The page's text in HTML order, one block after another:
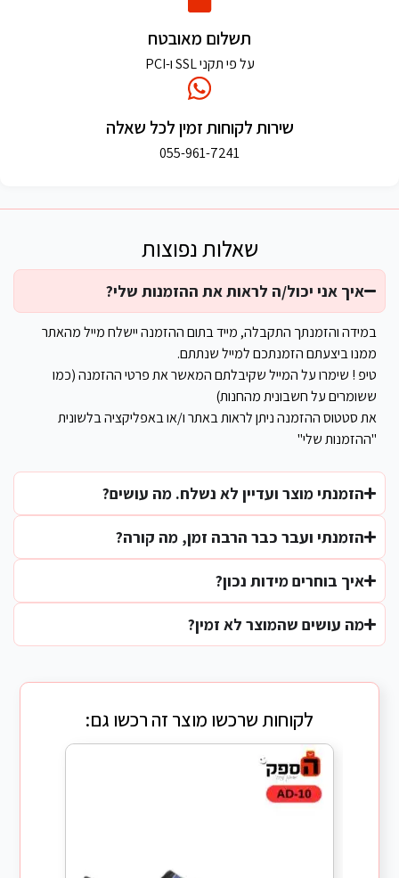
איך אני יכול/ה לראות את ההזמנות שלי?
במידה והזמנתך התקבלה, מייד בתום ההזמנה יישלח מייל מהאתר
ממנו ביצעתם הזמנתכם למייל שנתתם.
טיפ ! שימרו על המייל שקיבלתם המאשר את פרטי ההזמנה (כמו
ששומרים על חשבונית מהחנות)
את סטטוס ההזמנה ניתן לראות באתר ו/או באפליקציה בלשונית
"ההזמנות שלי"
הזמנתי מוצר ועדיין לא נשלח. מה עושים?
הזמנתי ועבר כבר הרבה זמן, מה קורה?
איך בוחרים מידות נכון?
מה עושים שהמוצר לא זמין?
שאלות נפוצות
תשלום מאובטח
על פי תקני SSL ו-PCI
שירות לקוחות זמין לכל שאלה
055-961-7241
לקוחות שרכשו מוצר זה רכשו גם: